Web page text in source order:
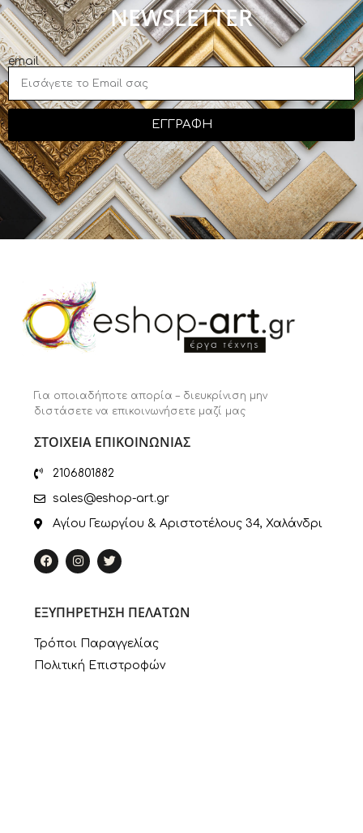
NEWSLETTER
email
ΕΓΓΡΑΦΗ
Για οποιαδήποτε απορία – διευκρίνιση μην
διστάσετε να επικοινωνήσετε μαζί μας
ΣΤΟΙΧΕΙΑ ΕΠΙΚΟΙΝΩΝΙΑΣ
2106801882
sales@eshop-art.gr
Αγίου Γεωργίου & Αριστοτέλους 34, Χαλάνδρι
ΕΞΥΠΗΡΕΤΗΣΗ ΠΕΛΑΤΩΝ
Τρόποι Παραγγελίας
Πολιτική Επιστροφών